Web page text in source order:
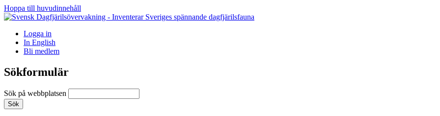
Hoppa till huvudinnehåll
Logga in
In English
Bli medlem
Sökformulär
Sök på webbplatsen